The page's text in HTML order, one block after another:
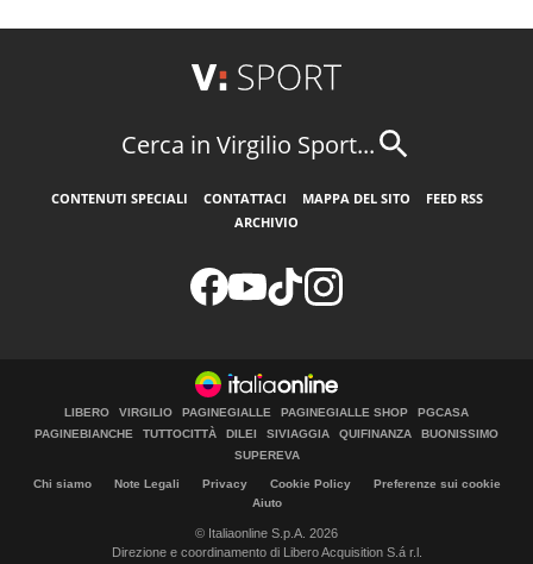
Cerca in Virgilio Sport...
CONTENUTI SPECIALI CONTATTACI MAPPA DEL SITO
FEED RSS
ARCHIVIO
LIBERO VIRGILIO PAGINEGIALLE PAGINEGIALLE SHOP
PGCASA
PAGINEBIANCHE
TUTTOCITTÀ DILEI SIVIAGGIA QUIFINANZA
BUONISSIMO
SUPEREVA
Chi siamo Note Legali Privacy Cookie Policy
Preferenze sui cookie
Aiuto
© Italiaonline S.p.A. 2026
Direzione e coordinamento di Libero Acquisition S.á r.l.